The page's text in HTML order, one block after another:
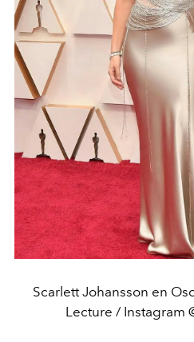
Scarlett Johansson en
Lecture / Instagram